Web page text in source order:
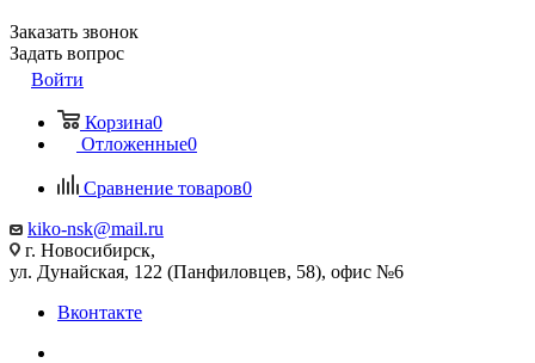
Заказать звонок
Задать вопрос
Войти
Корзина0
Отложенные0
Сравнение товаров0
kiko-nsk@mail.ru
г. Новосибирск,
ул. Дунайская, 122 (Панфиловцев, 58), офис №6
Вконтакте